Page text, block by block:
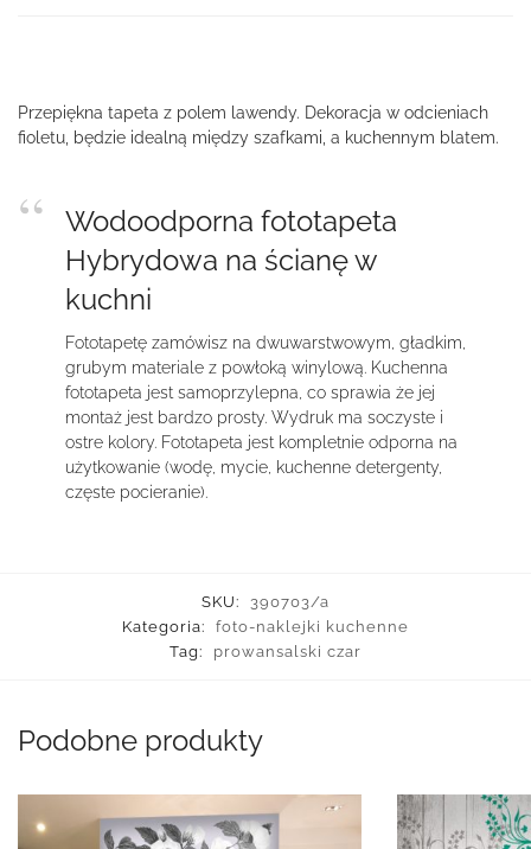
Przepiękna tapeta z polem lawendy. Dekoracja w odcieniach
fioletu, będzie idealną między szafkami, a kuchennym blatem.
Wodoodporna fototapeta
Hybrydowa na ścianę w
kuchni
Fototapetę zamówisz na dwuwarstwowym, gładkim,
grubym materiale z powłoką winylową. Kuchenna
fototapeta jest samoprzylepna, co sprawia że jej
montaż jest bardzo prosty. Wydruk ma soczyste i
ostre kolory. Fototapeta jest kompletnie odporna na
użytkowanie (wodę, mycie, kuchenne detergenty,
częste pocieranie).
SKU:
390703/a
Kategoria:
foto-naklejki kuchenne
Tag:
prowansalski czar
Podobne produkty